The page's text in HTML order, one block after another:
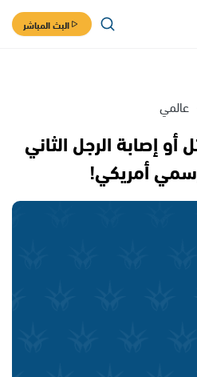
البث المباشر
عالمي
إصابة الرجل الثاني
أمريكي!